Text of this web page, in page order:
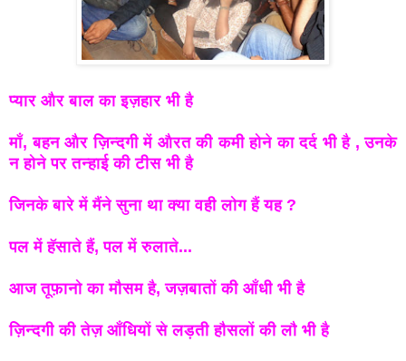
प्यार और बाल का इज़हार भी है
माँ, बहन और ज़िन्दगी में औरत की कमी होने का दर्द भी है , उनके
नहोने पर तन्हाई की टीस भी है
जिनके बारे में मैंने सुना था क्या वही लोग हैं यह ?
पल में हॅसाते हैं, पल में रुलाते...
आज तूफ़ानो का मौसम है, जज़बातों की आँधी भी है
ज़िन्दगी की तेज़ आँधियों से लड़ती हौसलों की लौ भी है